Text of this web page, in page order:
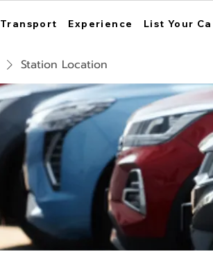
Transport Experience List Your
Station Location